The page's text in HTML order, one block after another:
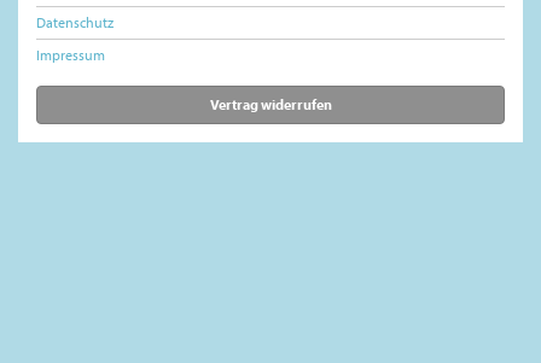
Datenschutz
Impressum
Vertrag widerrufen